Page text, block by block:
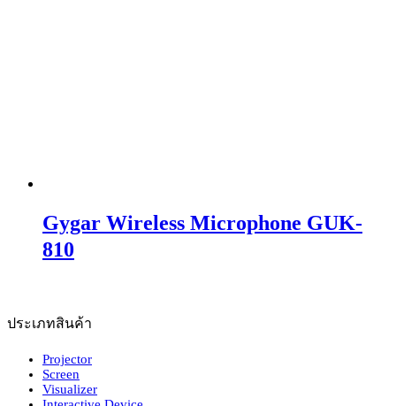
Gygar Wireless Microphone GUK-
810
ประเภทสินค้า
Projector
Screen
Visualizer